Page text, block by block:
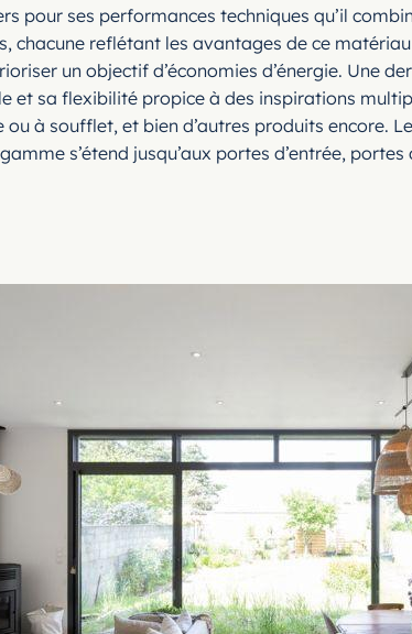
pour ses performances techniques qu’il
reflétant les avantages de ce
un objectif d’économies d’énergie. Une
et sa flexibilité propice à des inspirations
à soufflet, et bien d’autres produits encore.
s’étend jusqu’aux portes d’entrée,